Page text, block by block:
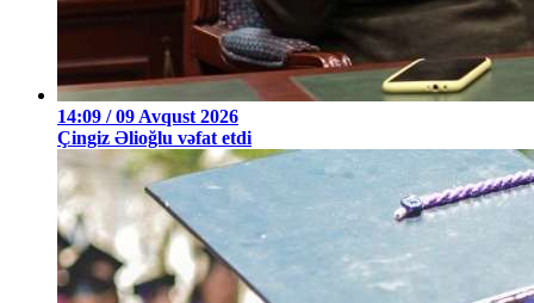
14:09 / 09 Avqust 2026
Çingiz Əlioğlu vəfat etdi